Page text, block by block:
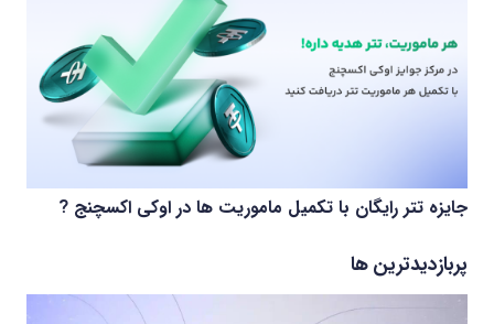
جایزه تتر رایگان با تکمیل ماموریت ها در اوکی اکسچنج ?
پربازدیدترین ها